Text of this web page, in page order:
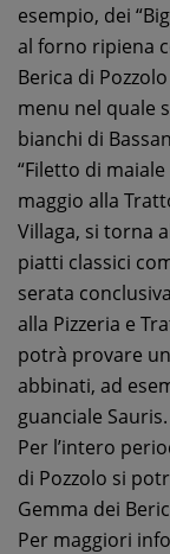
esempio, dei
al forno ripiena
Berica di
menu nel quale
bianchi di
“Filetto di
maggio alla
Villaga, si torna
piatti classici
serata
alla Pizzeria e
potrà provare
abbinati, ad
guanciale
Per l’intero
di Pozzolo si
Gemma dei
Per maggiori